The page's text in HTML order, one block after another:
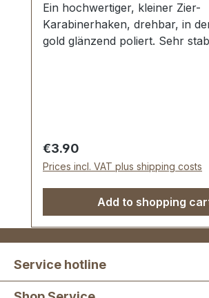
Ein hochwertiger, kleiner Zier-
Karabinerhaken, drehbar, in
gold glänzend poliert. Sehr
Regular price:
€3.90
Prices incl. VAT plus shipping costs
Add to shopping
Service hotline